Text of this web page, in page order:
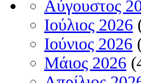
Αύγουστος
Ιούλιος 2026
Ιούνιος 2026
Μάιος 2026